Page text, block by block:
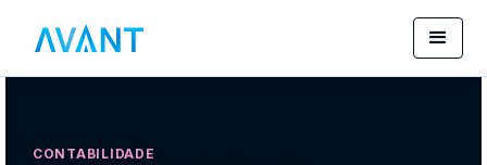
CONTABILIDADE